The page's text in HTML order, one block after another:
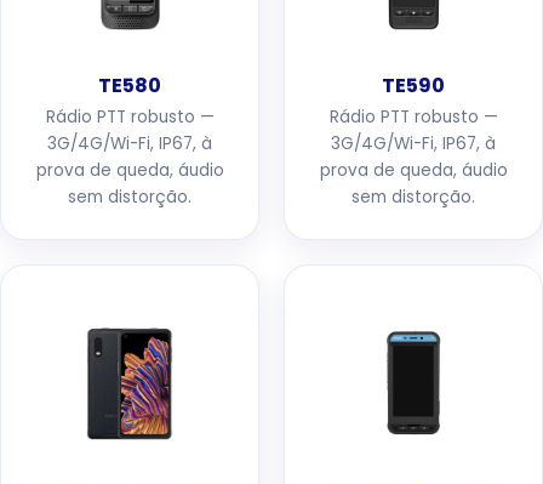
TE580
Rádio PTT robusto —
3G/4G/Wi-Fi, IP67, à
prova de queda, áudio
sem distorção.
TE590
Rádio PTT robusto —
3G/4G/Wi-Fi, IP67, à
prova de queda, áudio
sem distorção.